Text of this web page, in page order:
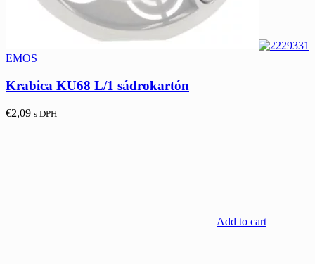
EMOS
Krabica KU68 L/1 sádrokartón
€2,09 s DPH
Add to cart